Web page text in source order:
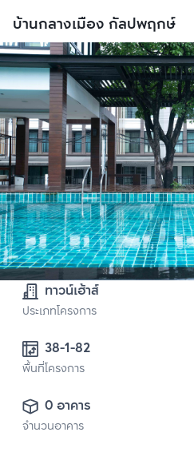
บ้านกลางเมือง กัลปพฤกษ์
ทาวน์เฮ้าส์
ประเภทโครงการ
38-1-82
พื้นที่โครงการ
0 อาคาร
จำนวนอาคาร